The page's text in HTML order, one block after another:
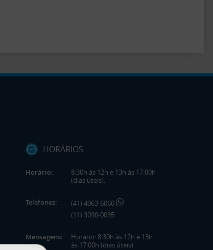
HORÁRIOS
Horário:
8:30h às 12h e 13h às 17:00h
(dias úteis).
Telefones:
(41) 4063-6060
(11) 3090-0035
Mensagens:
Horário: 8:30h às 12h e 13h
às 17:00h (dias úteis).